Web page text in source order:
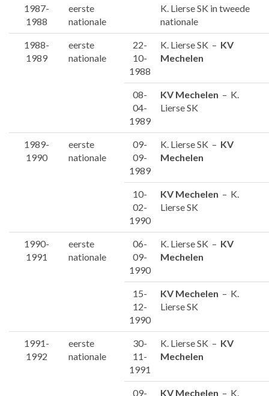
1987-
1988
eerste
nationale
K. Lierse SK in tweede
nationale
1988-
1989
eerste
nationale
22-
10-
1988
K. Lierse SK – KV
Mechelen
08-
04-
1989
KV Mechelen – K.
Lierse SK
1989-
1990
eerste
nationale
09-
09-
1989
K. Lierse SK – KV
Mechelen
10-
02-
1990
KV Mechelen – K.
Lierse SK
1990-
1991
eerste
nationale
06-
09-
1990
K. Lierse SK – KV
Mechelen
15-
12-
1990
KV Mechelen – K.
Lierse SK
1991-
1992
eerste
nationale
30-
11-
1991
K. Lierse SK – KV
Mechelen
09- KV Mechelen – K.